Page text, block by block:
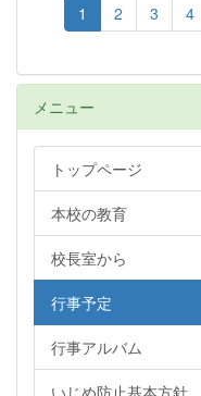
1 2 3 4
メニュー
トップページ
本校の教育
校長室から
行事予定
行事アルバム
いじめ防止基本方針